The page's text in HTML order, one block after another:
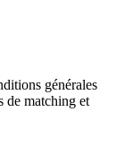
générales
de matching et